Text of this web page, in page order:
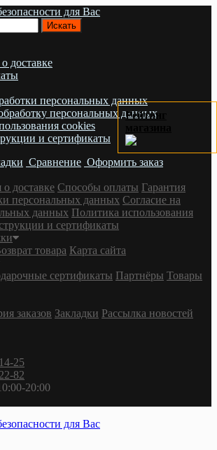
доставке
персональных данных
персональных данных
cookies
и сертификаты
Сравнение Оформить заказ
доставке Cпособы оплаты Гарантия
персональных данных Согласие на
данных Политика использования
и сертификаты
товара Карта сайта
сертификаты Партнёры Товары
заказов Закладки Рассылка новостей
25
82
20:00
Рейтинг